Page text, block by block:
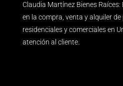
Claudia Martínez Bienes
en la compra, venta y alquiler
residenciales y comerciales en
atención al cliente.